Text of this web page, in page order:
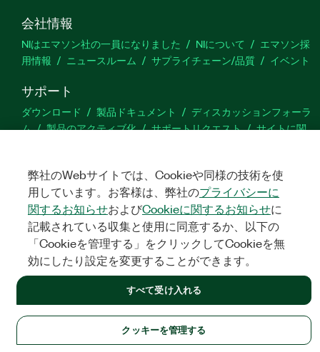
会社情報
NIはエマソン社の一員になりました NIについて
エマソン採
用情報
ニュースルーム サプライチェーン/品質 イベント
サポート
ダウンロード 製品ドキュメント
ディスカッションフォーラ
ム
製品のアクティブ化 サポートリクエスト
サイトに関
TwitterYouTube
法令関連情報|IMPRINT|プライバシー|クッキーを管理する
NATIONAL INSTRUMENTS CORP. ALL RIGHTS RESERVED.
弊社のWebサイトでは、Cookieや同様の技術を使
用しています。お客様は、弊社のプライバシーに
関するお知らせおよびCookieに関するお知らせに
記載されている収集と使用に同意するか、以下の
「Cookieを管理する」をクリックしてCookieを無
効にしたり設定を変更することができます。
クッキーを管理する
すべて受け入れる